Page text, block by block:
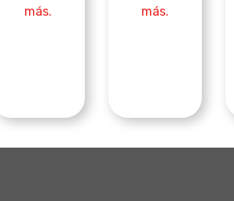
más.
más.